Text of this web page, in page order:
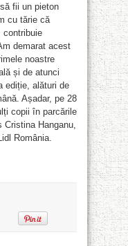
fii un pieton
cu tărie că
contribuie
demarat acest
noastre
și de atunci
ediție, alături de
Așadar, pe 28
copii în parcările
Hanganu,
România.